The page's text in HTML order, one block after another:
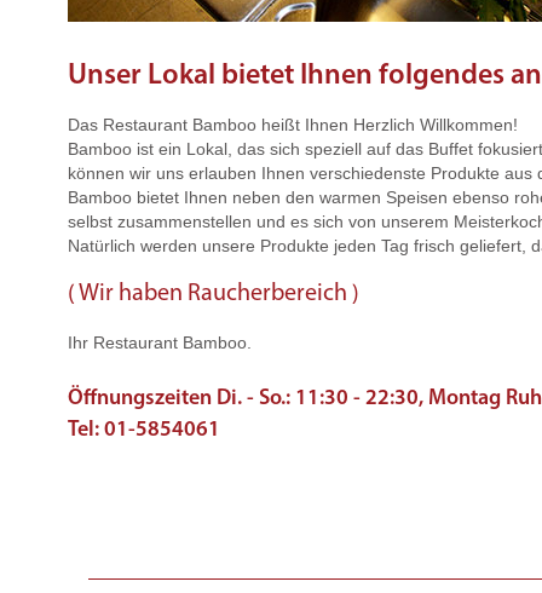
Unser Lokal bietet Ihnen folgendes
Das Restaurant Bamboo heißt Ihnen Herzlich Willkommen!
Bamboo ist ein Lokal, das sich speziell auf das Buffet
können wir uns erlauben Ihnen verschiedenste Produkte
Bamboo bietet Ihnen neben den warmen Speisen ebenso
selbst zusammenstellen und es sich von unserem
Natürlich werden unsere Produkte jeden Tag frisch geliefert,
( Wir haben Raucherbereich )
Ihr Restaurant Bamboo.
Öffnungszeiten Di. - So.: 11:30 - 22:30, Montag
Tel: 01-5854061